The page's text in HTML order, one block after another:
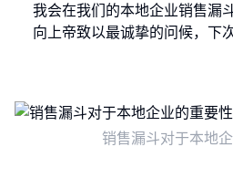
我会在我们的本地企业销售漏
向上帝致以最诚挚的问候，下
销售漏斗对于本地